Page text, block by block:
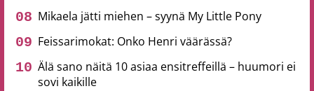
Mikaela jätti miehen – syynä My Little Pony
Feissarimokat: Onko Henri väärässä?
Älä sano näitä 10 asiaa ensitreffeillä – huumori ei
sovi kaikille